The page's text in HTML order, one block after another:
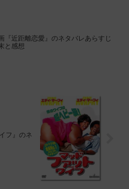
『近距離恋愛』のネタバレあらすじ
と感想
フ』のネ